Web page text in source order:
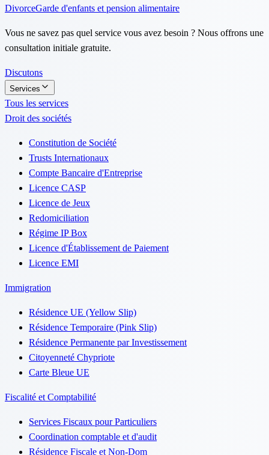
DivorceGarde d'enfants et pension alimentaire
Vous ne savez pas quel service vous avez besoin ? Nous offrons une
consultation initiale gratuite.
Discutons
Services
Tous les services
Droit des sociétés
Constitution de Société
Trusts Internationaux
Compte Bancaire d'Entreprise
Licence CASP
Licence de Jeux
Redomiciliation
Régime IP Box
Licence d'Établissement de Paiement
Licence EMI
Immigration
Résidence UE (Yellow Slip)
Résidence Temporaire (Pink Slip)
Résidence Permanente par Investissement
Citoyenneté Chypriote
Carte Bleue UE
Fiscalité et Comptabilité
Services Fiscaux pour Particuliers
Coordination comptable et d'audit
Résidence Fiscale et Non-Dom